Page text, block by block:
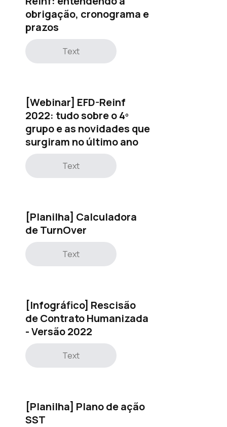
obrigação, cronograma e
prazos
Text
[Webinar] EFD-Reinf
2022: tudo sobre o 4º
grupo e as novidades que
surgiram no último ano
Text
[Planilha] Calculadora
de TurnOver
Text
[Infográfico] Rescisão
de Contrato Humanizada
- Versão 2022
Text
[Planilha] Plano de ação
SST